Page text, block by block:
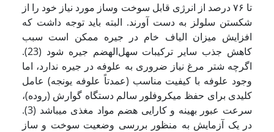
تا ۷۶ درصد از انرژى قابل سوخت وساز مورد نیاز خود را از
شکستن سلولز به ‌دست آورند. البته باید توجه داشت که
افزایش میزان الیاف خام در جیره ممکن است سبب
کاهش جذب سایر ترکیبات سهل‌الهضم جیره شود (23).
اگرچه شتر مرغ نیاز ضروری به علوفه در جیره ندارد، اما
وجود علوفه با کیفیت مناسب (عمدتاً علوفه یونجه) عامل
کلیدی برای حفظ میکروفلور سالم دستگاه گوارش (روده)،
سرعت عبور بهینه و کارایی هضم مواد مغذی می­باشد (3).
در یک آزمایش به منظور بررسی وضعیت سوخت و ساز